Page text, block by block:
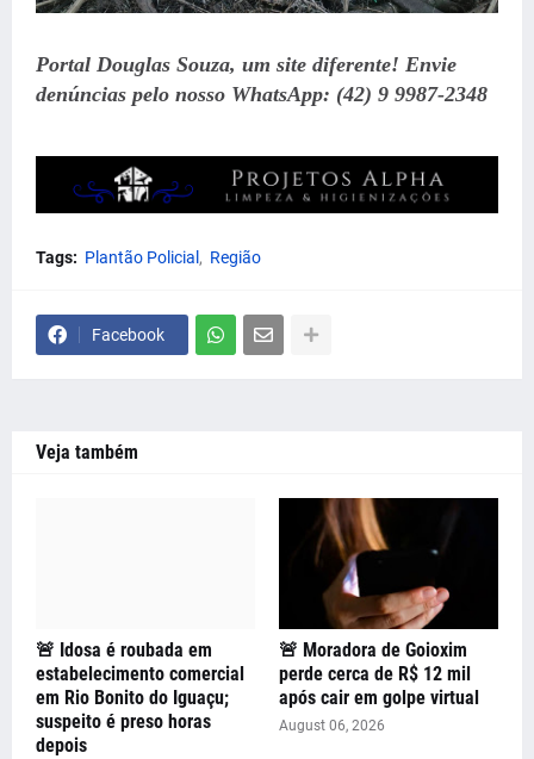
Portal Douglas Souza, um site diferente! Envie
denúncias pelo nosso WhatsApp: (42) 9 9987-2348
Tags: Plantão Policial Região
Facebook
Veja também
🚨 Idosa é roubada em
estabelecimento comercial
em Rio Bonito do Iguaçu;
suspeito é preso horas
depois
🚨 Moradora de Goioxim
perde cerca de R$ 12 mil
após cair em golpe virtual
August 06, 2026